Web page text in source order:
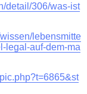
detail/306/was-ist
lebensmitte
legal-auf-dem-ma